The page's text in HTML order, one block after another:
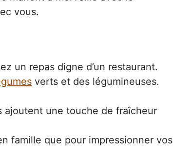
vous.
un repas digne d’un restaurant.
verts et des légumineuses.
ajoutent une touche de fraîcheur
famille que pour impressionner vos